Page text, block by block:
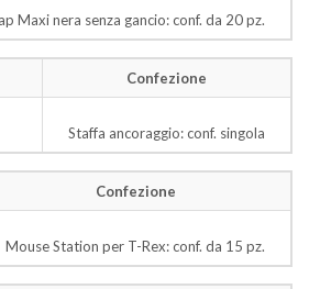
Maxi nera senza gancio: conf. da 20 pz.
Confezione
Staffa ancoraggio: conf. singola
Confezione
Mouse Station per T-Rex: conf. da 15 pz.